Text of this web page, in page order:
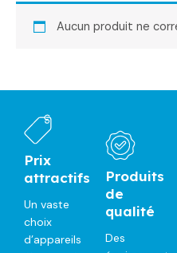
Aucun produit ne
Prix
attractifs
Un vaste
choix
d’appareils
Produits
de
qualité
Des